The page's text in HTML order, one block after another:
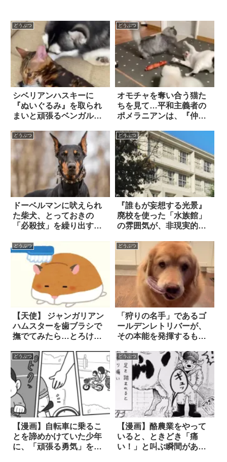
どうぶつ
シベリアンハスキーに
『ぬいぐるみ』を取られ
まいと頑張るベンガル
は…？
どうぶつ
オモチャを奪い合う猫た
ちを見て…平和主義者の
ポメラニアンは、『仲裁
どうぶつ
ドーベルマンに吠えられ
た柴犬、とっておきの
「必殺技」を繰り出す
どうぶつ
『誰もが妄想する光景』
廃校を使った「水族館」
の雰囲気が、非現実的す
どうぶつ
【天使】 ジャンガリアン
ハムスターを歯ブラシで
撫でてみたら…とろけた
どうぶつ
「狩りの名手」であるゴ
ールデンレトリバーが、
その本能を発揮するも…
どうぶつ
【漫画】自転車に乗るこ
とを諦めかけていた少年
に、「頑張る勇気」をく
どうぶつ
【漫画】酪農業をやって
いると、ときどき「痛
い！」と叫ぶ瞬間がある